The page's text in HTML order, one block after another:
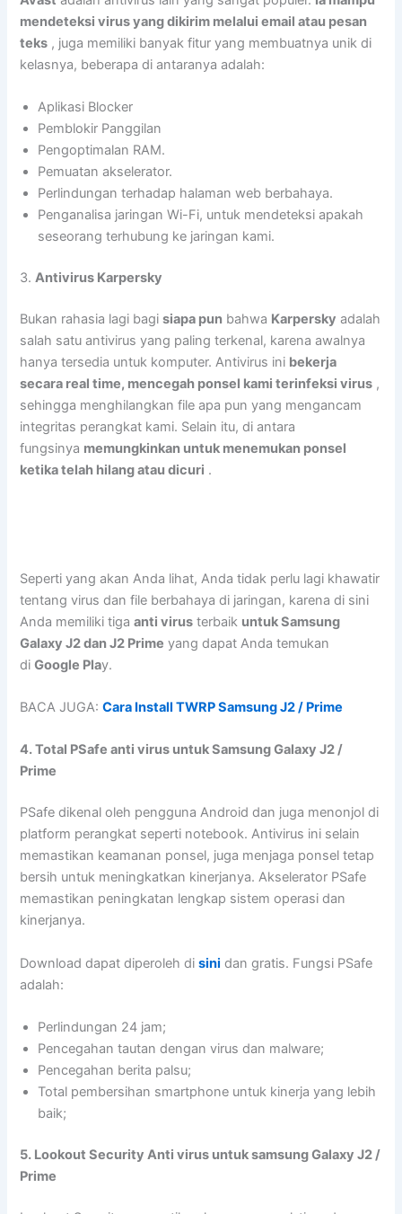
mendeteksi virus yang dikirim melalui email atau pesan
teks , juga memiliki banyak fitur yang membuatnya unik di
kelasnya, beberapa di antaranya adalah:
Aplikasi Blocker
Pemblokir Panggilan
Pengoptimalan RAM.
Pemuatan akselerator.
Perlindungan terhadap halaman web berbahaya.
Penganalisa jaringan Wi-Fi, untuk mendeteksi apakah
seseorang terhubung ke jaringan kami.
3.Antivirus Karpersky
Bukan rahasia lagi bagisiapa pun bahwa Karpersky adalah
salah satu antivirus yang paling terkenal, karena awalnya
hanya tersedia untuk komputer. Antivirus ini bekerja
secara real time, mencegah ponsel kami terinfeksi virus ,
sehingga menghilangkan file apa pun yang mengancam
integritas perangkat kami. Selain itu, di antara
fungsinya memungkinkan untuk menemukan ponsel
ketika telah hilang atau dicuri .
Seperti yang akan Anda lihat, Anda tidak perlu lagi khawatir
tentang virus dan file berbahaya di jaringan, karena di sini
Anda memiliki tigaanti virus terbaik untuk Samsung
Galaxy J2 dan J2 Prime yang dapat Anda temukan
diGoogle Play.
BACA JUGA:Cara Install TWRP Samsung J2 / Prime
4. Total PSafe anti virus untuk Samsung Galaxy J2 /
Prime
PSafe dikenal oleh pengguna Android dan juga menonjol di
platform perangkat seperti notebook. Antivirus ini selain
memastikan keamanan ponsel, juga menjaga ponsel tetap
bersih untuk meningkatkan kinerjanya. Akselerator PSafe
memastikan peningkatan lengkap sistem operasi dan
kinerjanya.
Download dapat diperoleh disini dan gratis. Fungsi PSafe
adalah:
Perlindungan 24 jam;
Pencegahan tautan dengan virus dan malware;
Pencegahan berita palsu;
Total pembersihan smartphone untuk kinerja yang lebih
baik;
5. Lookout Security Anti virus untuk samsung Galaxy J2 /
Prime